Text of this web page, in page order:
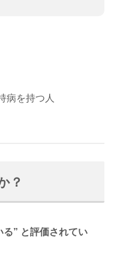
病を持つ人
？
る” と評価されてい